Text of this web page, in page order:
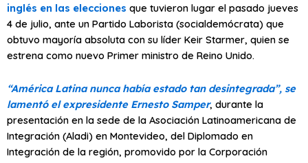
inglés en las elecciones que tuvieron lugar el pasado jueves
4 de julio, ante un Partido Laborista (socialdemócrata) que
obtuvo mayoría absoluta con su líder Keir Starmer, quien se
estrena como nuevo Primer ministro de Reino Unido.
“América Latina nunca había estado tan desintegrada”, se
lamentó el expresidente Ernesto Samper, durante la
presentación en la sede de la Asociación Latinoamericana de
Integración (Aladi) en Montevideo, del Diplomado en
Integración de la región, promovido por la Corporación